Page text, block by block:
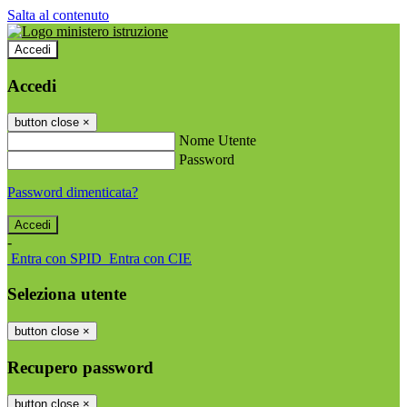
Salta al contenuto
Accedi
Accedi
button close ×
Nome Utente
Password
Password dimenticata?
-
Entra con SPID Entra con CIE
Seleziona utente
button close ×
Recupero password
button close ×